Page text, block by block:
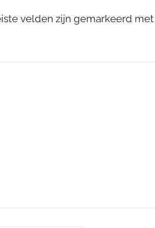
velden zijn gemarkeerd met